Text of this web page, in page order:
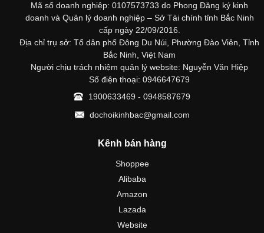
Mã số doanh nghiệp: 0107573733 do Phong Đăng ký kinh
doanh và Quản lý doanh nghiệp – Sở Tài chính tỉnh Bắc Ninh
cấp ngày 22/09/2016.
Địa chỉ trụ sở: Tổ dân phố Đông Du Núi, Phường Đào Viên, Tỉnh
Bắc Ninh, Việt Nam
Người chịu trách nhiệm quản lý website: Nguyễn Văn Hiệp
Số điện thoại: 0946647679
1900633469 - 0948587679
dochoikinhbac@gmail.com
Kênh bán hàng
Shoppee
Alibaba
Amazon
Lazada
Website